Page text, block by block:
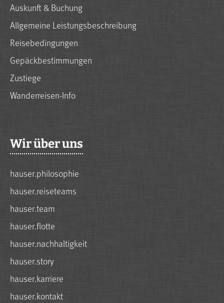
Auskunft & Buchung
Allgemeine Leistungsbeschreibung
Reisebedingungen
Gepäckbestimmungen
Zustiege
Wanderreisen-Info
Wir über uns
hauser.philosophie
hauser.reiseteams
hauser.team
hauser.flotte
hauser.nachhaltigkeit
hauser.story
hauser.karriere
hauser.kontakt